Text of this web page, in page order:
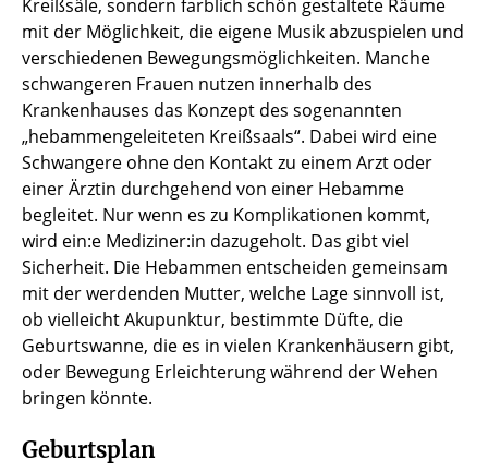
Kreißsäle, sondern farblich schön gestaltete Räume
mit der Möglichkeit, die eigene Musik abzuspielen und
verschiedenen Bewegungsmöglichkeiten. Manche
schwangeren Frauen nutzen innerhalb des
Krankenhauses das Konzept des sogenannten
„hebammengeleiteten Kreißsaals“. Dabei wird eine
Schwangere ohne den Kontakt zu einem Arzt oder
einer Ärztin durchgehend von einer Hebamme
begleitet. Nur wenn es zu Komplikationen kommt,
wird ein:e Mediziner:in dazugeholt. Das gibt viel
Sicherheit. Die Hebammen entscheiden gemeinsam
mit der werdenden Mutter, welche Lage sinnvoll ist,
ob vielleicht Akupunktur, bestimmte Düfte, die
Geburtswanne, die es in vielen Krankenhäusern gibt,
oder Bewegung Erleichterung während der Wehen
bringen könnte.
Geburtsplan